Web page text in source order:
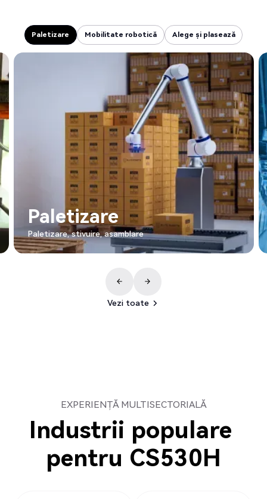
Paletizare
Paletizare
Mobilitate robotică
Mobilitate robotică
Alege și plasează
Alege și plasează
Paletizare
Paletizare, stivuire, asamblare
Vezi toate
EXPERIENȚĂ MULTISECTORIALĂ
Industrii populare
pentru CS530H